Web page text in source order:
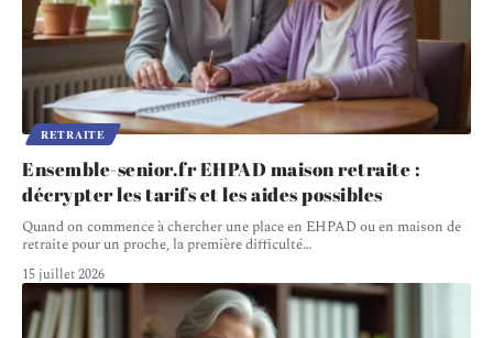
RETRAITE
Ensemble-senior.fr EHPAD maison retraite :
décrypter les tarifs et les aides possibles
Quand on commence à chercher une place en EHPAD ou en maison de
retraite pour un proche, la première difficulté…
15 juillet 2026